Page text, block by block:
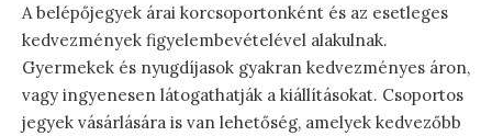
A belépőjegyek árai korcsoportonként és az esetleges
kedvezmények figyelembevételével alakulnak.
Gyermekek és nyugdíjasok gyakran kedvezményes áron,
vagy ingyenesen látogathatják a kiállításokat. Csoportos
jegyek vásárlására is van lehetőség, amelyek kedvezőbb